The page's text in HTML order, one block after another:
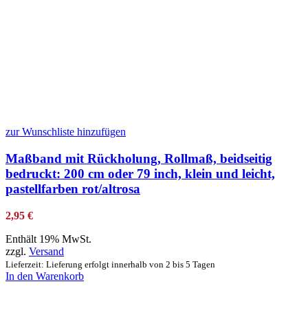
zur Wunschliste hinzufügen
Maßband mit Rückholung, Rollmaß, beidseitig
bedruckt: 200 cm oder 79 inch, klein und leicht,
pastellfarben rot/altrosa
2,95 €
Enthält 19% MwSt.
zzgl. Versand
Lieferzeit: Lieferung erfolgt innerhalb von 2 bis 5 Tagen
In den Warenkorb